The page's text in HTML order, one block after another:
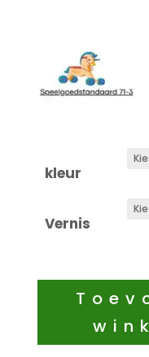
kleur
Vernis